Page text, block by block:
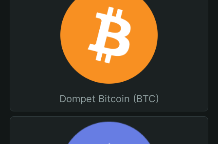
Dompet Bitcoin (BTC)